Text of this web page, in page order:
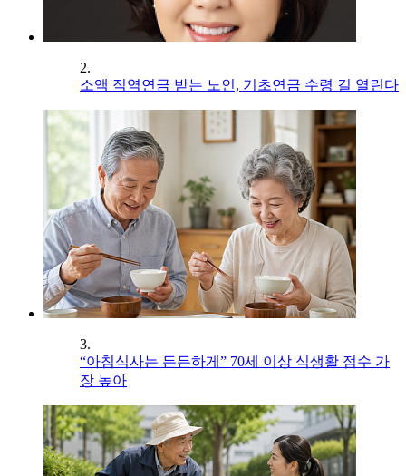
2.
소액 직역연금 받는 노인, 기초연금 수령 길 열린다
3.
“아침식사는 든든하게” 70세 이상 식생활 점수 가
장 높아